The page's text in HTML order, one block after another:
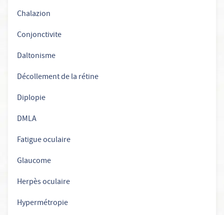
Chalazion
Conjonctivite
Daltonisme
Décollement de la rétine
Diplopie
DMLA
Fatigue oculaire
Glaucome
Herpès oculaire
Hypermétropie